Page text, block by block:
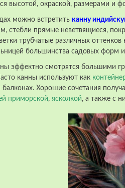
высотой, окраской, размерами и
можно встретить канну
стебли прямые неветвящиеся,
трубчатые различных
большинства садовых форм
эффектно смотрятся большими
канны используют как
балконах. Хорошие сочетания
приморской, ясколкой, а также с